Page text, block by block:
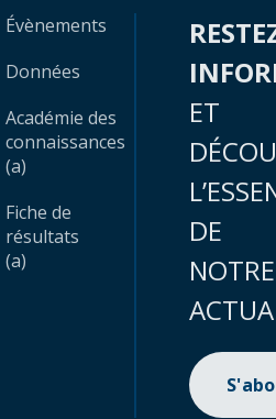
Évènements
Données
Académie des
connaissances
(a)
Fiche de
résultats
(a)
ET
DE
NOTRE